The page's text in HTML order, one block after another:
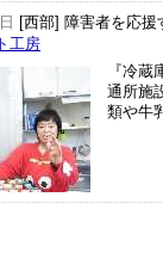
[西部] 障害者を応援
工房
『冷
通所施
類や牛